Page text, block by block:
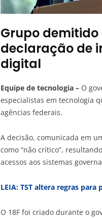
Grupo
declaração de
digital
Equipe de tecnologia – O
especialistas em tecnologia
agências federais.
A decisão, comunicada em
como “não crítico”,
acessos aos sistemas
LEIA: TST altera regras
O 18F foi criado durante o